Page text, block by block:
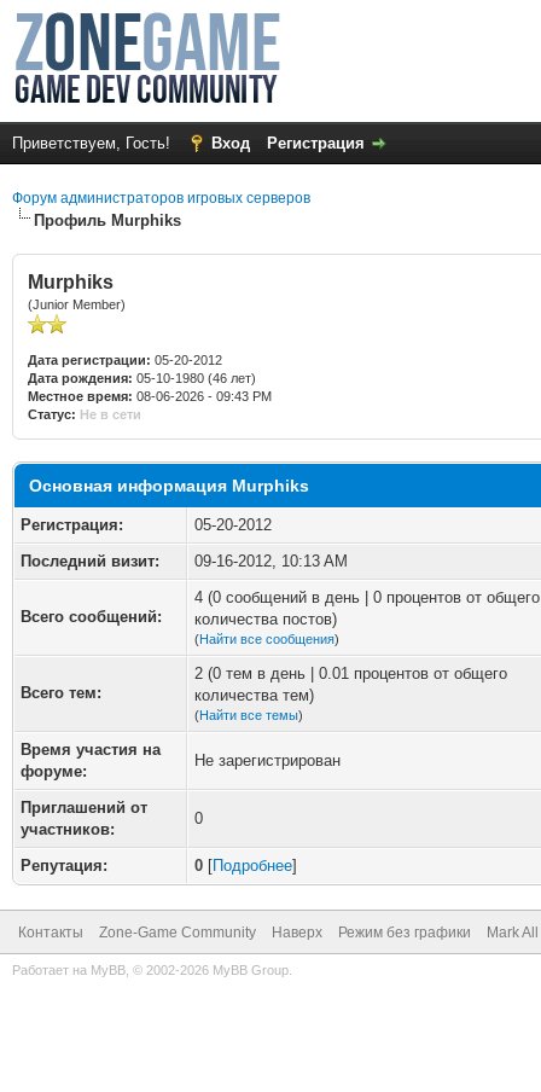
Приветствуем, Гость! Вход Регистрация
Форум администраторов игровых серверов
Профиль Murphiks
Murphiks
(Junior Member)
Дата регистрации: 05-20-2012
Дата рождения: 05-10-1980 (46 лет)
Местное время: 08-06-2026 - 09:43 PM
Статус: Не в сети
Основная информация Murphiks
Регистрация:
05-20-2012
Последний визит:
09-16-2012, 10:13 AM
Всего сообщений:
4 (0 сообщений в день | 0 процентов от общего
количества постов)
(Найти все сообщения)
Всего тем:
2 (0 тем в день | 0.01 процентов от общего
количества тем)
(Найти все темы)
Время участия на
форуме:
Не зарегистрирован
Приглашений от
участников:
0
Репутация: 0 [Подробнее]
Контакты Zone-Game Community Наверх Режим без графики Mark
Работает на MyBB , © 2002-2026 MyBB Group